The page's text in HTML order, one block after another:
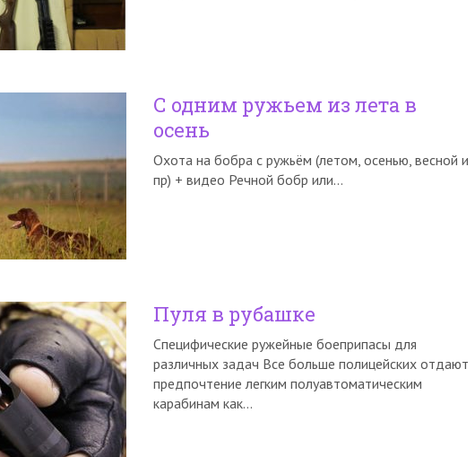
С одним ружьем из лета в
осень
Охота на бобра с ружьём (летом, осенью, весной и
пр) + видео Речной бобр или…
Пуля в рубашке
Специфические ружейные боеприпасы для
различных задач Все больше полицейских отдают
предпочтение легким полуавтоматическим
карабинам как…